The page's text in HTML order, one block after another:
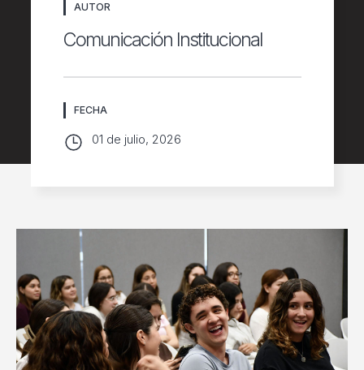
AUTOR
Comunicación Institucional
FECHA
01 de julio, 2026